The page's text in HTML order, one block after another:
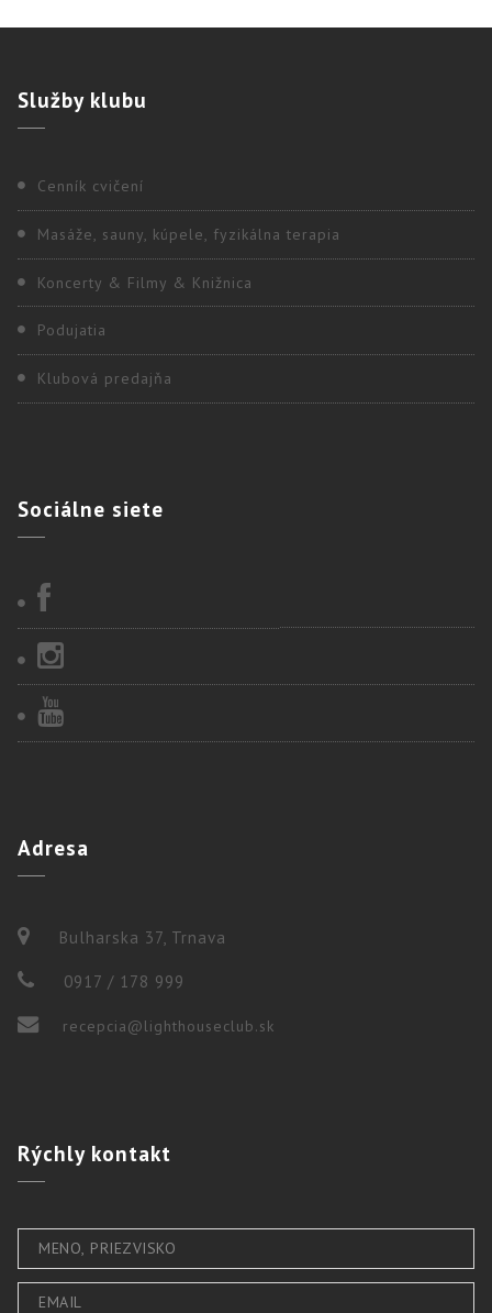
Službyklubu
Cenník cvičení
Masáže, sauny, kúpele, fyzikálna terapia
Koncerty & Filmy & Knižnica
Podujatia
Klubová predajňa
Sociálne siete
Adresa
Bulharska 37, Trnava
0917 / 178 999
recepcia@lighthouseclub.sk
Rýchlykontakt